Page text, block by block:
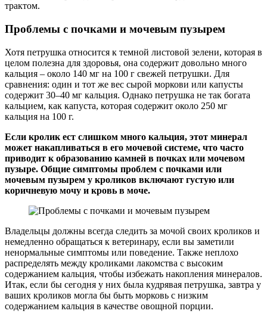
трактом.
Проблемы с почками и мочевым пузырем
Хотя петрушка относится к темной листовой зелени, которая в
целом полезна для здоровья, она содержит довольно много
кальция – около 140 мг на 100 г свежей петрушки. Для
сравнения: один и тот же вес сырой моркови или капусты
содержит 30–40 мг кальция. Однако петрушка не так богата
кальцием, как капуста, которая содержит около 250 мг
кальция на 100 г.
Если кролик ест слишком много кальция, этот минерал
может накапливаться в его мочевой системе, что часто
приводит к образованию камней в почках или мочевом
пузыре. Общие симптомы проблем с почками или
мочевым пузырем у кроликов включают густую или
коричневую мочу и кровь в моче.
Владельцы должны всегда следить за мочой своих кроликов и
немедленно обращаться к ветеринару, если вы заметили
ненормальные симптомы или поведение. Также неплохо
распределять между кроликами лакомства с высоким
содержанием кальция, чтобы избежать накопления минералов.
Итак, если бы сегодня у них была кудрявая петрушка, завтра у
ваших кроликов могла бы быть морковь с низким
содержанием кальция в качестве овощной порции.